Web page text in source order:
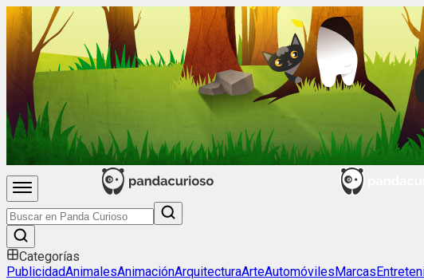
Categorías
PublicidadAnimalesAnimaciónArquitecturaArteAutomóvilesMarcas